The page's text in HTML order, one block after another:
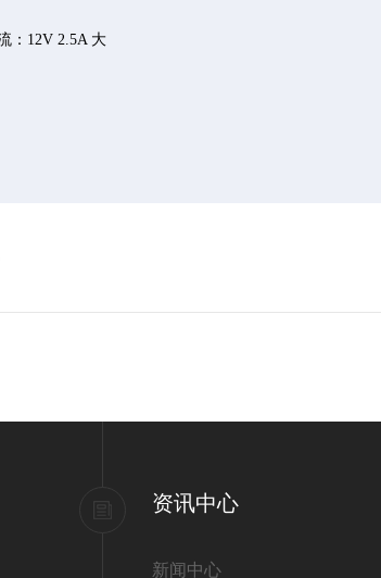
：12V 2.5A 大
资讯中心
新闻中心